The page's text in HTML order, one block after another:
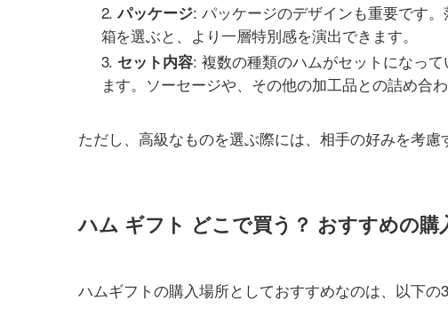
パッケージ: パッケージのデザインも重要です
箱を選ぶと、より一層特別感を演出できます。
セット内容: 複数の種類のハムがセットになっ
ます。ソーセージや、その他の加工品との詰め合
ただし、高級なものを選ぶ際には、相手の好みを考慮
ハム ギフト どこで買う？ おすすめの購
ハムギフトの購入場所としておすすめなのは、以下の3